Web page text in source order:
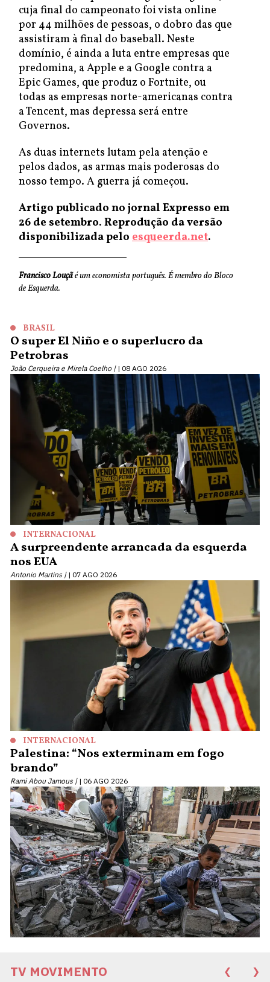
cuja final do campeonato foi vista online
por 44 milhões de pessoas, o dobro das que
assistiram à final do baseball. Neste
domínio, é ainda a luta entre empresas que
predomina, a Apple e a Google contra a
Epic Games, que produz o Fortnite, ou
todas as empresas norte-americanas contra
a Tencent, mas depressa será entre
Governos.
As duas internets lutam pela atenção e
pelos dados, as armas mais poderosas do
nosso tempo. A guerra já começou.
Artigo publicado no jornal Expresso em
26 de setembro. Reprodução da versão
disponibilizada pelo esqueerda.net.
Francisco Louçãé um economista português. É membro do Bloco
de Esquerda.
BRASIL
O super El Niño e o superlucro da
Petrobras
João Cerqueira e Mirela Coelho | 08 AGO 2026
INTERNACIONAL
A surpreendente arrancada da esquerda
nos EUA
Antonio Martins | 07 AGO 2026
INTERNACIONAL
Palestina: “Nos exterminam em fogo
brando”
Rami Abou Jamous | 06 AGO 2026
TV MOVIMENTO ❮ ❯